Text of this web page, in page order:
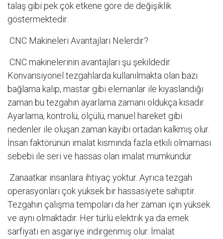
talaş gibi pek çok etkene göre de değişiklik
göstermektedir.
CNC Makineleri Avantajları Nelerdir?
CNC makinelerinin avantajları şu şekildedir.
Konvansiyonel tezgahlarda kullanılmakta olan bazı
bağlama kalıp, mastar gibi elemanlar ile kıyaslandığı
zaman bu tezgahın ayarlama zamanı oldukça kısadır.
Ayarlama, kontrolü, ölçülü, manuel hareket gibi
nedenler ile oluşan zaman kayıbı ortadan kalkmış olur.
İnsan faktörünün imalat kısmında fazla etkili olmaması
sebebi ile seri ve hassas olan imalat mümkündür.
Zanaatkar insanlara ihtiyaç yoktur. Ayrıca tezgah
operasyonları çok yüksek bir hassasiyete sahiptir.
Tezgahın çalışma tempoları da her zaman için yüksek
ve aynı olmaktadır. Her türlü elektrik ya da emek
sarfiyatı en asgariye indirgenmiş olur. İmalat